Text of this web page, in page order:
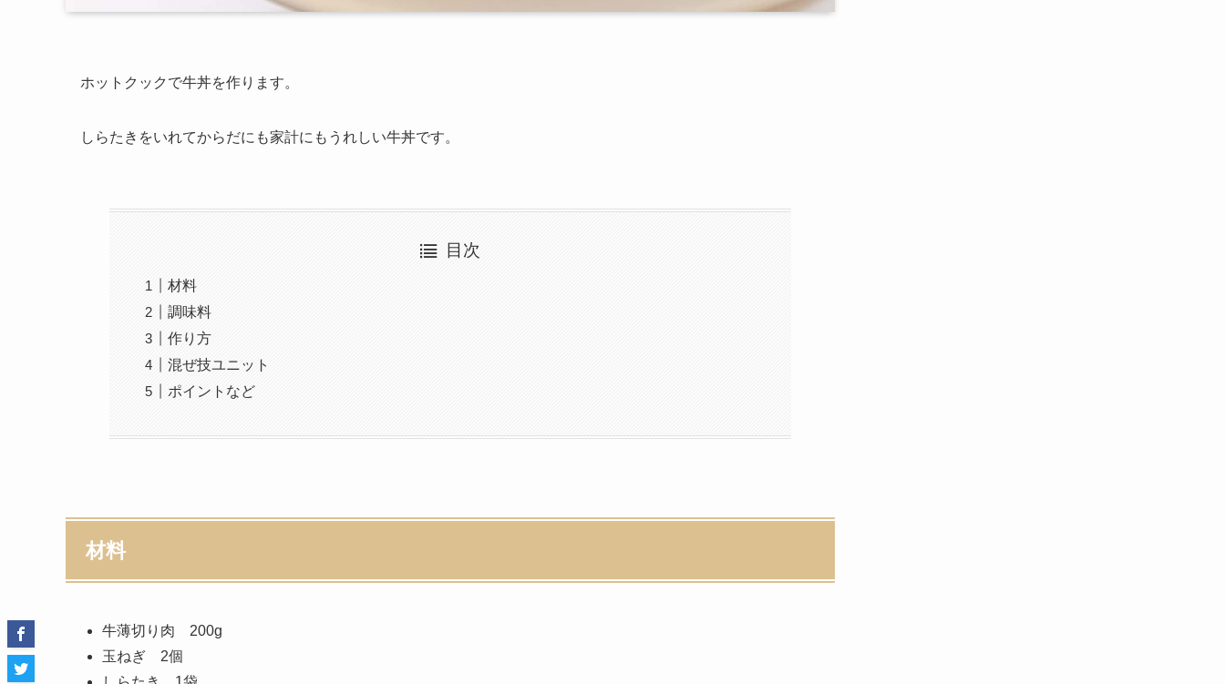
ホットクックで牛丼を作ります。
しらたきをいれてからだにも家計にもうれしい牛丼です。
目次
材料
調味料
作り方
混ぜ技ユニット
ポイントなど
材料
牛薄切り肉 200g
玉ねぎ 2個